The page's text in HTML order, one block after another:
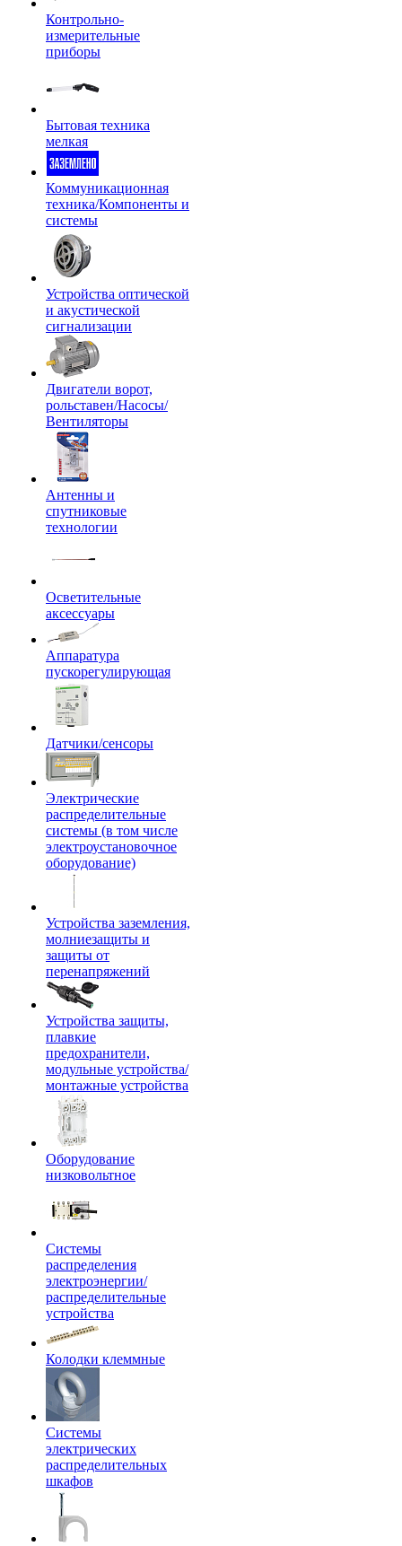
Контрольно-
измерительные
приборы
Бытовая техника
мелкая
Коммуникационная
техника/Компоненты и
системы
Устройства оптической
и акустической
сигнализации
Двигатели ворот,
рольставен/Насосы/
Вентиляторы
Антенны и
спутниковые
технологии
Осветительные
аксессуары
Аппаратура
пускорегулирующая
Датчики/сенсоры
Электрические
распределительные
системы (в том числе
электроустановочное
оборудование)
Устройства заземления,
молниезащиты и
защиты от
перенапряжений
Устройства защиты,
плавкие
предохранители,
модульные устройства/
монтажные устройства
Оборудование
низковольтное
Системы
распределения
электроэнергии/
распределительные
устройства
Колодки клеммные
Системы
электрических
распределительных
шкафов